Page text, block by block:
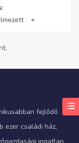
fejlődő
ezer családi ház,